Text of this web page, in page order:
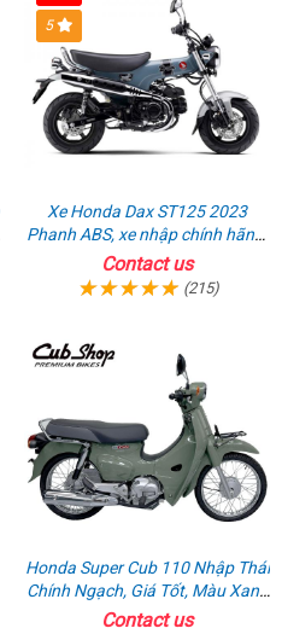
5
Xe Honda Dax ST125 2023
Phanh ABS, xe nhập chính hãng,
bán online giá rẻ
Contact us
(215)
Honda Super Cub 110 Nhập Thái
Chính Ngạch, Giá Tốt, Màu Xanh
Rêu
Contact us